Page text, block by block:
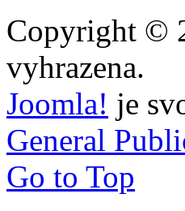
Copyright ©
vyhrazena.
Joomla! je
General
Go to Top